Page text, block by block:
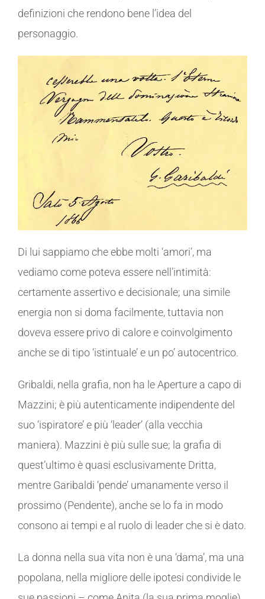
definizioni che rendono bene l’idea del
personaggio.
Di lui sappiamo che ebbe molti ‘amori’, ma
vediamo come poteva essere nell’intimità:
certamente assertivo e decisionale; una simile
energia non si doma facilmente, tuttavia non
doveva essere privo di calore e coinvolgimento
anche se di tipo ‘istintuale’ e un po’ autocentrico.
Gribaldi, nella grafia, non ha le Aperture a capo di
Mazzini; è più autenticamente indipendente del
suo ‘ispiratore’ e più ‘leader’ (alla vecchia
maniera). Mazzini è più sulle sue; la grafia di
quest’ultimo è quasi esclusivamente Dritta,
mentre Garibaldi ‘pende’ umanamente verso il
prossimo (Pendente), anche se lo fa in modo
consono ai tempi e al ruolo di leader che si è dato.
La donna nella sua vita non è una ‘dama’, ma una
popolana, nella migliore delle ipotesi condivide le